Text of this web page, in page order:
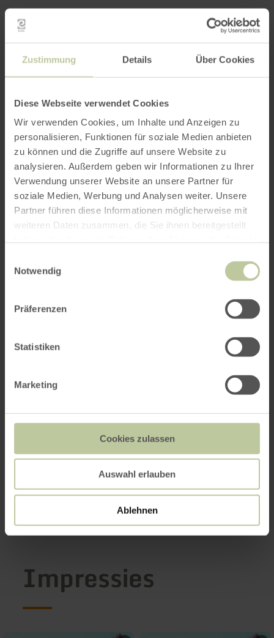
Zustimmung Details Über Cookies
Diese Webseite verwendet Cookies
Wir verwenden Cookies, um Inhalte und Anzeigen zu
personalisieren, Funktionen für soziale Medien anbieten
zu können und die Zugriffe auf unsere Website zu
analysieren. Außerdem geben wir Informationen zu Ihrer
Verwendung unserer Website an unsere Partner für
soziale Medien, Werbung und Analysen weiter. Unsere
Partner führen diese Informationen möglicherweise mit
weiteren Daten zusammen, die Sie ihnen bereitgestellt
Notwendig
Präferenzen
Statistiken
Marketing
Cookies zulassen
Auswahl erlauben
Ablehnen
Impressies